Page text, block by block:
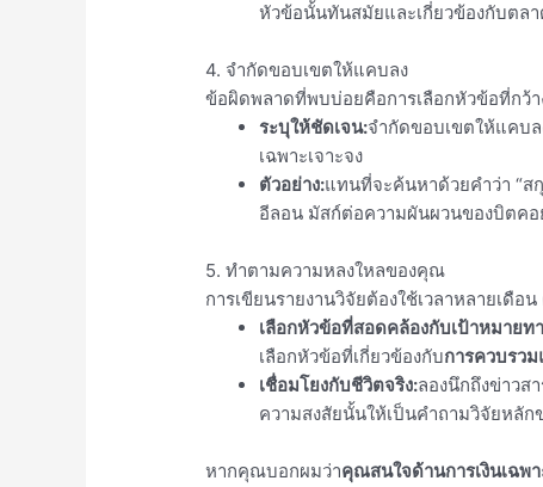
หัวข้อนั้นทันสมัยและเกี่ยวข้องกับตล
4. จำกัดขอบเขตให้แคบลง
ข้อผิดพลาดที่พบบ่อยคือการเลือกหัวข้อที่กว้า
ระบุให้ชัดเจน:จำกัดขอบเขตให้แคบล
เฉพาะเจาะจง
ตัวอย่าง:แทนที่จะค้นหาด้วยคำว่า “ส
อีลอน มัสก์ต่อความผันผวนของบิตคอ
5. ทำตามความหลงใหลของคุณ
การเขียนรายงานวิจัยต้องใช้เวลาหลายเดื
เลือกหัวข้อที่สอดคล้องกับเป้าหมายท
เลือกหัวข้อที่เกี่ยวข้องกับการควบรว
เชื่อมโยงกับชีวิตจริง:ลองนึกถึงข่าวส
ความสงสัยนั้นให้เป็นคำถามวิจัยหลั
หากคุณบอกผมว่าคุณสนใจด้านการเงินเฉพ